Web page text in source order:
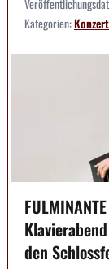
Kategorien:Konzert
den